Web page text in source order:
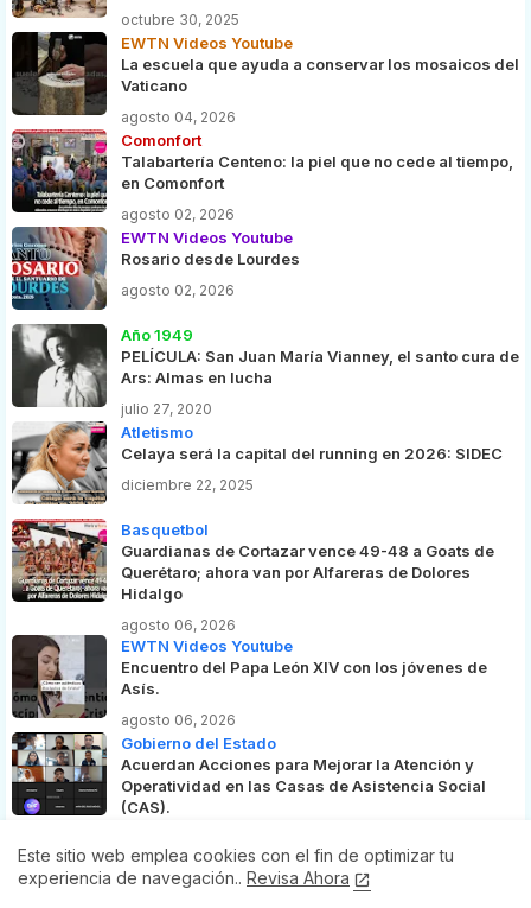
octubre 30, 2025
EWTN Videos Youtube
La escuela que ayuda a conservar los mosaicos del
Vaticano
agosto 04, 2026
Comonfort
Talabartería Centeno: la piel que no cede al tiempo,
en Comonfort
agosto 02, 2026
EWTN Videos Youtube
Rosario desde Lourdes
agosto 02, 2026
Año 1949
PELÍCULA: San Juan María Vianney, el santo cura de
Ars: Almas en lucha
julio 27, 2020
Atletismo
Celaya será la capital del running en 2026: SIDEC
diciembre 22, 2025
Basquetbol
Guardianas de Cortazar vence 49-48 a Goats de
Querétaro; ahora van por Alfareras de Dolores
Hidalgo
agosto 06, 2026
EWTN Videos Youtube
Encuentro del Papa León XIV con los jóvenes de
Asís.
agosto 06, 2026
Gobierno del Estado
Acuerdan Acciones para Mejorar la Atención y
Operatividad en las Casas de Asistencia Social
(CAS).
Este sitio web emplea cookies con el fin de optimizar tu
experiencia de navegación.. Revisa Ahora